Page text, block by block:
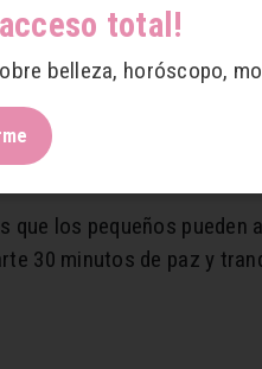
para los padres. La mejor
y de trabajo y, muy
los pequeños pueden
30 minutos de paz y
total!
belleza, horóscopo,